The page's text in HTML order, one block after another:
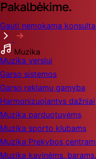
Pakalbėkime.
Gauti nemokamą
Muzika
Muzika verslui
Garso sistemos
Garso reklamų gamyba
Harmonizuojantys dažniai
Muzika parduotuvėms
Muzika sporto klubams
Muzika Prekybos
Muzika kavinėms,